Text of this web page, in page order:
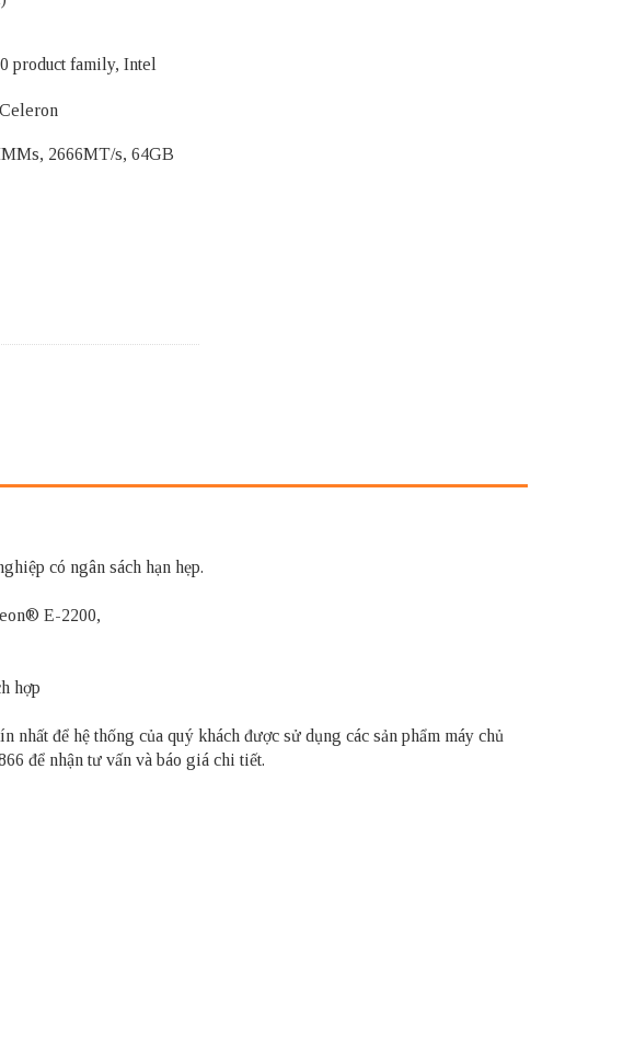
product family, Intel
2666MT/s, 64GB
có ngân sách hạn hẹp.
E-2200,
hợp
nhất để hệ thống của quý khách được sử dụng các sản phẩm máy chủ
để nhận tư vấn và báo giá chi tiết.